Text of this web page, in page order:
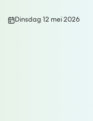
Publicatiedatum:
Dinsdag 12 mei 2026